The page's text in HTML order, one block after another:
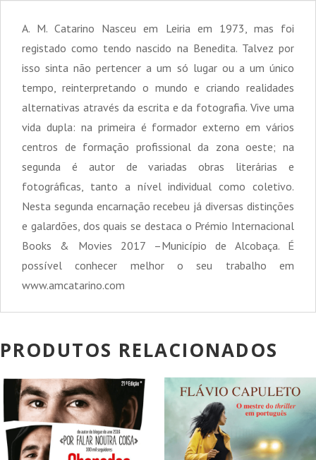
A. M. Catarino Nasceu em Leiria em 1973, mas foi
registado como tendo nascido na Benedita. Talvez por
isso sinta não pertencer a um só lugar ou a um único
tempo, reinterpretando o mundo e criando realidades
alternativas através da escrita e da fotografia. Vive uma
vida dupla: na primeira é formador externo em vários
centros de formação profissional da zona oeste; na
segunda é autor de variadas obras literárias e
fotográficas, tanto a nível individual como coletivo.
Nesta segunda encarnação recebeu já diversas distinções
e galardões, dos quais se destaca o Prémio Internacional
Books & Movies 2017 –Município de Alcobaça. É
possível conhecer melhor o seu trabalho em
www.amcatarino.com
PRODUTOS RELACIONADOS
PROMOÇÃO! PROMOÇÃO!